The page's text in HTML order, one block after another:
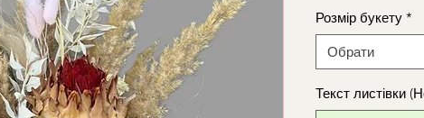
Розмір букету *
Обрати
Текст листівки